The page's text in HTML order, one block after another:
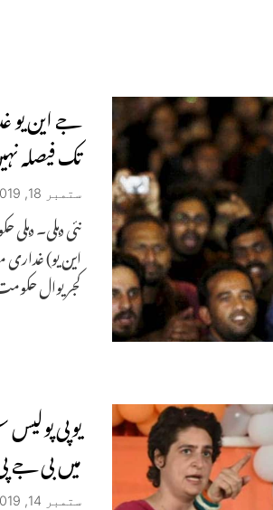
جے این
تک فیصلہ
ستمبر 18, 2019
نئی دہلی۔
این یو) غداری
کجریوال حکومت جو
یوپی
میں بی جے
ستمبر 14, 2019